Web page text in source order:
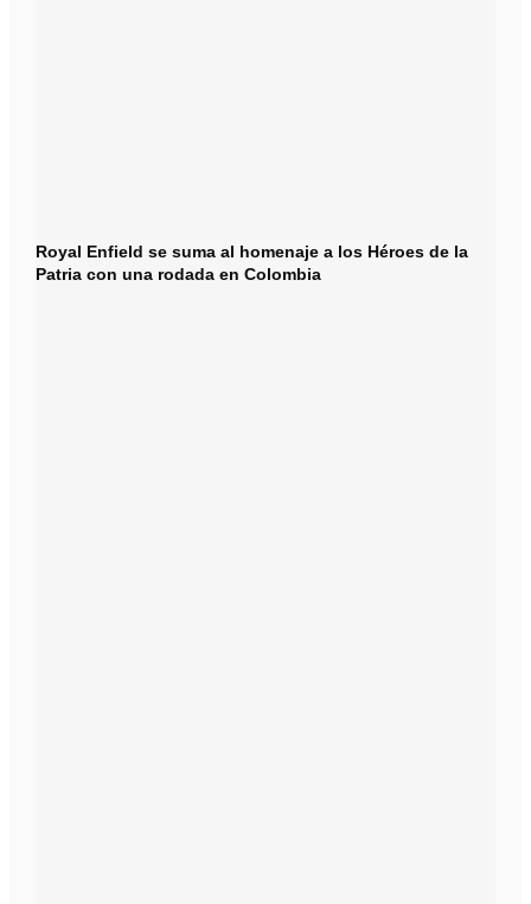
Royal Enfield se suma al homenaje a los Héroes de la
Patria con una rodada en Colombia